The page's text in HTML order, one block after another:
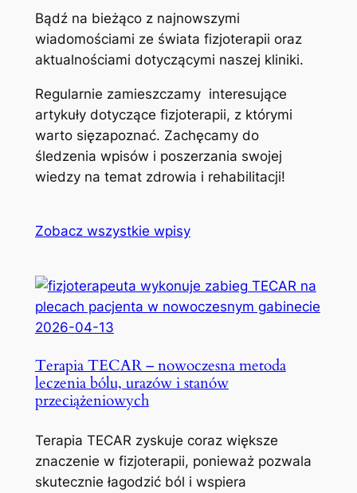
Bądź na bieżąco z najnowszymi
wiadomościami ze świata fizjoterapii oraz
aktualnościami dotyczącymi naszej kliniki.
Regularnie zamieszczamy interesujące
artykuły dotyczące fizjoterapii, z którymi
warto sięzapoznać. Zachęcamy do
śledzenia wpisów i poszerzania swojej
wiedzy na temat zdrowia i rehabilitacji!
Zobacz wszystkie wpisy
2026-04-13
Terapia TECAR – nowoczesna metoda
leczenia bólu, urazów i stanów
przeciążeniowych
Terapia TECAR zyskuje coraz większe
znaczenie w fizjoterapii, ponieważ pozwala
skutecznie łagodzić ból i wspiera